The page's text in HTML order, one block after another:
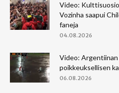
Video:
Vozinha saapui
faneja
04.08.2026
Video:
poikkeuksellisen
06.08.2026